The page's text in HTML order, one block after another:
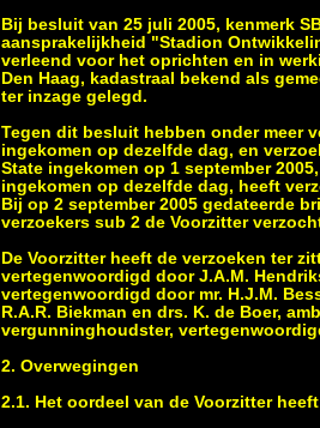
Bij besluit van 25 juli 2005, kenmerk
aansprakelijkheid "Stadion
verleend voor het oprichten en in
Den Haag, kadastraal bekend als
ter inzage gelegd.
Tegen dit besluit hebben onder meer
ingekomen op dezelfde dag, en
State ingekomen op 1 september
ingekomen op dezelfde dag, heeft
Bij op 2 september 2005 gedateerde
verzoekers sub 2 de Voorzitter
De Voorzitter heeft de verzoeken ter
vertegenwoordigd door J.A.M.
vertegenwoordigd door mr. H.J.M.
R.A.R. Biekman en drs. K. de Boer,
vergunninghoudster,
2. Overwegingen
2.1. Het oordeel van de Voorzitter